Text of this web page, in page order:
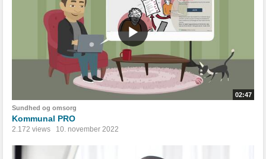
02:47
Sundhed og omsorg
Kommunal PRO
2.172 views 10. november 2022